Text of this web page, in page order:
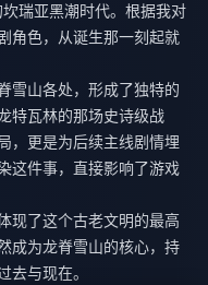
瑞亚黑潮时代。根据我对
角色，从诞生那一刻起就
雪山各处，形成了独特的
特瓦林的那场史诗级战
，更是为后续主线剧情埋
件事，直接影响了游戏
现了这个古老文明的最高
成为龙脊雪山的核心，持
去与现在。